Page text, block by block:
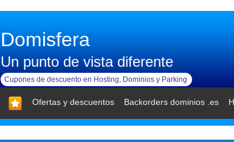
Domisfera
Un punto de vista diferente
Cupones de descuento en Hosting, Dominios y Parking
Ofertas y descuentos Backorders dominios .es